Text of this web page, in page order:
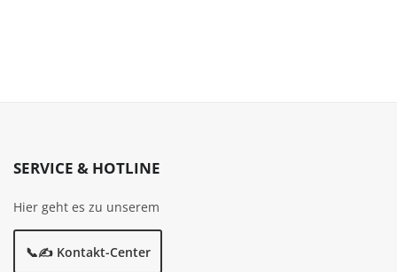
SERVICE & HOTLINE
Hier geht es zu unserem
📞✍️ Kontakt-Center